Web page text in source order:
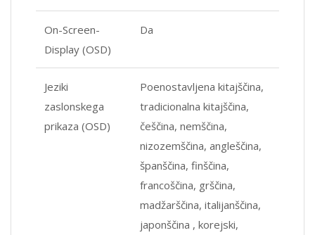
On-Screen-
Display (OSD)
Da
Jeziki
zaslonskega
prikaza (OSD)
Poenostavljena kitajščina,
tradicionalna kitajščina,
češčina, nemščina,
nizozemščina, angleščina,
španščina, finščina,
francoščina, grščina,
madžarščina, italijanščina,
japonščina , korejski,